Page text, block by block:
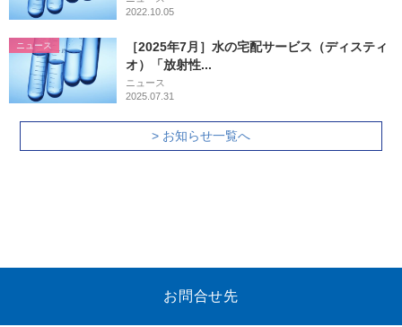
2022.10.05
ニュース
［2025年7月］水の宅配サービス（ディスティ
オ）「放射性...
ニュース
2025.07.31
> お知らせ一覧へ
お問合せ先